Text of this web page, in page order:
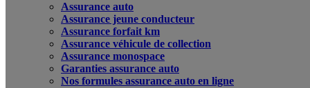
Assurance auto
Assurance jeune conducteur
Assurance forfait km
Assurance véhicule de collection
Assurance monospace
Garanties assurance auto
Nos formules assurance auto en ligne